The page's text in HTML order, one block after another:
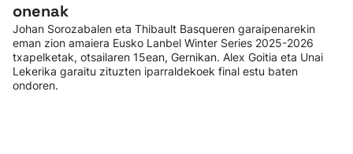
onenak
Johan Sorozabalen eta Thibault Basqueren garaipenarekin
eman zion amaiera Eusko Lanbel Winter Series 2025-2026
txapelketak, otsailaren 15ean, Gernikan. Alex Goitia eta Unai
Lekerika garaitu zituzten iparraldekoek final estu baten
ondoren.